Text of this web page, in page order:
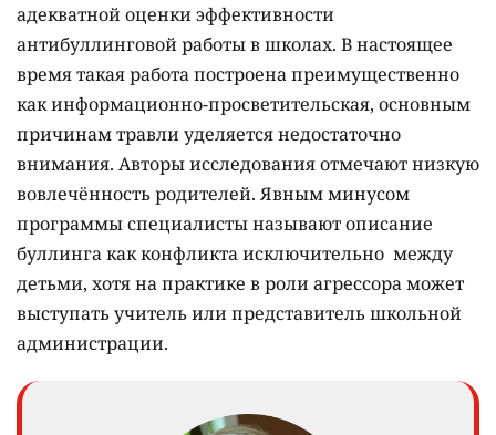
адекватной оценки эффективности
антибуллинговой работы в школах. В настоящее
время такая работа построена преимущественно
как информационно-просветительская, основным
причинам травли уделяется недостаточно
внимания. Авторы исследования отмечают низкую
вовлечённость родителей. Явным минусом
программы специалисты называют описание
буллинга как конфликта исключительно между
детьми, хотя на практике в роли агрессора может
выступать учитель или представитель школьной
администрации.